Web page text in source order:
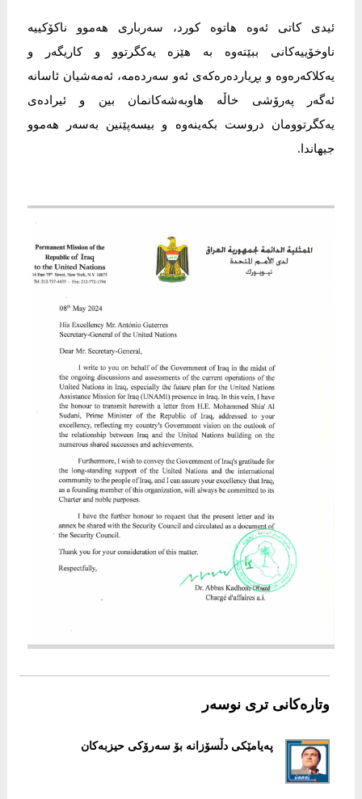
ئیدی کاتی ئەوە هاتوە کورد، سەرباری هەموو ناکۆکییە
ناوخۆییەکانی ببێتەوە بە هێزە یەکگرتوو و کاریگەر و
یەکلاکەرەوە و بڕیاردەرەکەی ئەو سەردەمە، ئەمەشیان ئاسانە
ئەگەر پەرۆشی خاڵە هاوبەشەکانمان بین و ئیرادەی
یەکگرتوومان دروست بکەینەوە و بیسەپێنین بەسەر هەموو
جیهاندا.
وتارەکانی تری نوسەر
پەیامێکی دڵسۆزانە بۆ سەرۆکی حیزبەکان